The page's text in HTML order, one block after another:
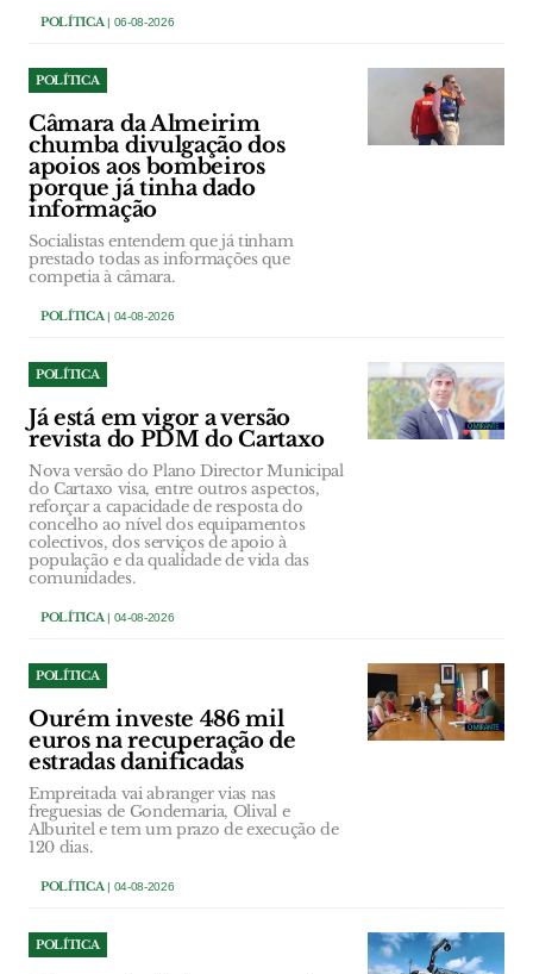
POLÍTICA| 06-08-2026
POLÍTICA
Câmara da Almeirim
chumba divulgação dos
apoios aos bombeiros
porque já tinha dado
informação
Socialistas entendem que já tinham
prestado todas as informações que
competia à câmara.
POLÍTICA| 04-08-2026
POLÍTICA
Já está em vigor a versão
revista do PDM do Cartaxo
Nova versão do Plano Director Municipal
do Cartaxo visa, entre outros aspectos,
reforçar a capacidade de resposta do
concelho ao nível dos equipamentos
colectivos, dos serviços de apoio à
população e da qualidade de vida das
comunidades.
POLÍTICA| 04-08-2026
POLÍTICA
Ourém investe 486 mil
euros na recuperação de
estradas danificadas
Empreitada vai abranger vias nas
freguesias de Gondemaria, Olival e
Alburitel e tem um prazo de execução de
120 dias.
POLÍTICA| 04-08-2026
POLÍTICA